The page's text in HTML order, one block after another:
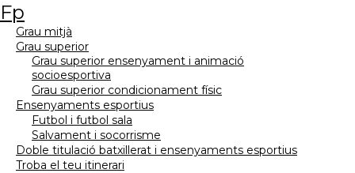
fp
grau mitjà
grau superior
grau superior ensenyament i animació
socioesportiva
grau superior condicionament físic
ensenyaments esportius
futbol i futbol sala
salvament i socorrisme
doble titulació batxillerat i ensenyaments esportius
troba el teu itinerari